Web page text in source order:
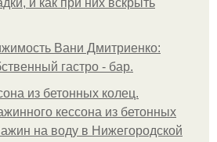
и как при них вскрыть
Вани Дмитриенко:
гастро - бар.
из бетонных колец.
кессона из бетонных
на воду в Нижегородской